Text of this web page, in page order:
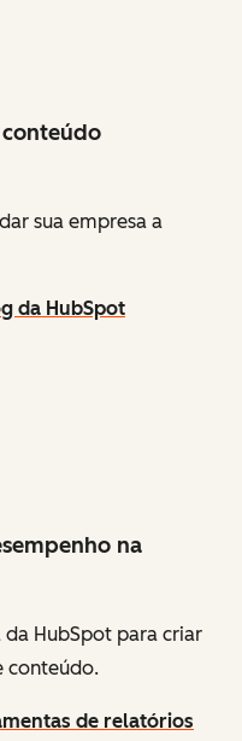
sua empresa a
da HubSpot
na
HubSpot para criar
conteúdo.
de relatórios